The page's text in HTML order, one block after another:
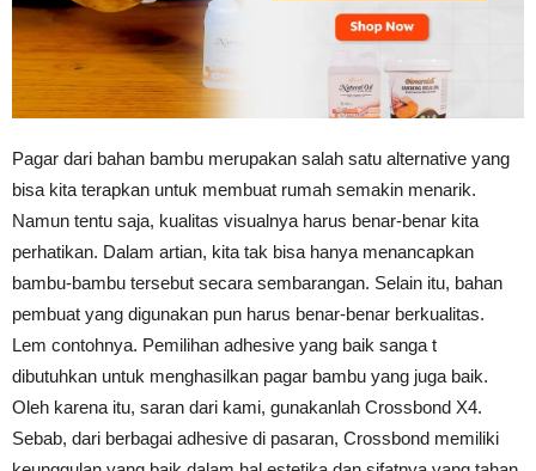
Pagar dari bahan bambu merupakan salah satu alternative yang
bisa kita terapkan untuk membuat rumah semakin menarik.
Namun tentu saja, kualitas visualnya harus benar-benar kita
perhatikan. Dalam artian, kita tak bisa hanya menancapkan
bambu-bambu tersebut secara sembarangan. Selain itu, bahan
pembuat yang digunakan pun harus benar-benar berkualitas.
Lem contohnya. Pemilihan adhesive yang baik sanga t
dibutuhkan untuk menghasilkan pagar bambu yang juga baik.
Oleh karena itu, saran dari kami, gunakanlah Crossbond X4.
Sebab, dari berbagai adhesive di pasaran, Crossbond memiliki